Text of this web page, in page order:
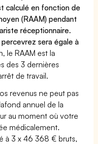
calculé en fonction de
(RAAM) pendant
réceptionnaire.
percevrez sera égale à
le RAAM est la
des 3 dernières
de travail.
revenus ne peut pas
annuel de la
au moment où votre
médicalement.
à 3 x 46 368 € bruts,